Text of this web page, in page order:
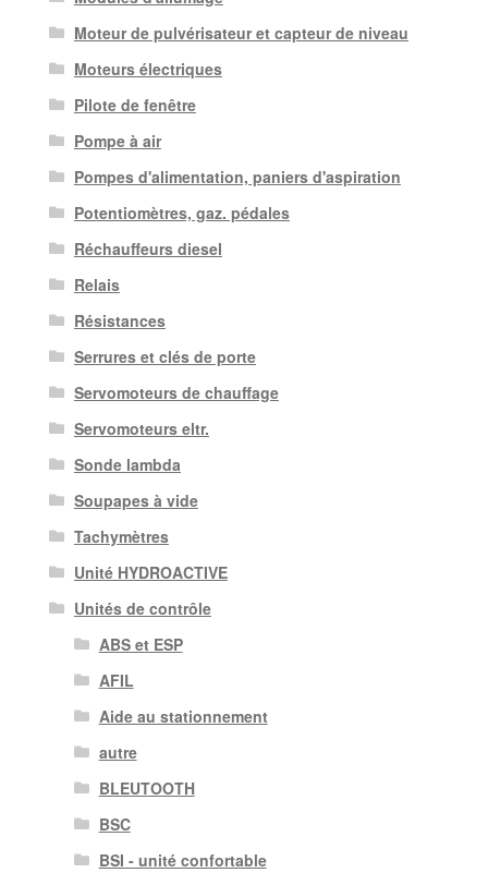
Moteur de pulvérisateur et capteur de niveau
Moteurs électriques
Pilote de fenêtre
Pompe à air
Pompes d'alimentation, paniers d'aspiration
Potentiomètres, gaz. pédales
Réchauffeurs diesel
Relais
Résistances
Serrures et clés de porte
Servomoteurs de chauffage
Servomoteurs eltr.
Sonde lambda
Soupapes à vide
Tachymètres
Unité HYDROACTIVE
Unités de contrôle
ABS et ESP
AFIL
Aide au stationnement
autre
BLEUTOOTH
BSC
BSI - unité confortable